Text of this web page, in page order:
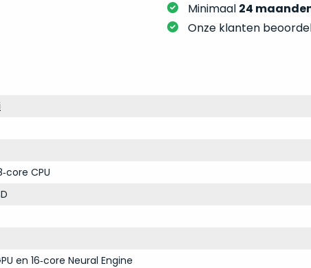
Minimaal 24
Onze klanten
CPU
en 16‑core Neural Engine